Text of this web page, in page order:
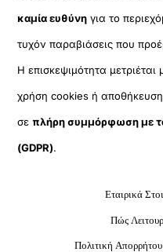
καμία ευθύνη για το
τυχόν παραβιάσεις που
Η επισκεψιμότητα μετριέται
χρήση cookies ή
σεπλήρη συμμόρφωση με
(GDPR).
Εταιρικά
Πώς
Πολιτική